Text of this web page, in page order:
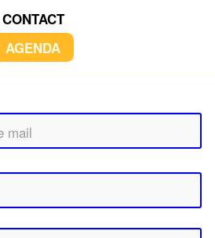
CONTACT
AGENDA